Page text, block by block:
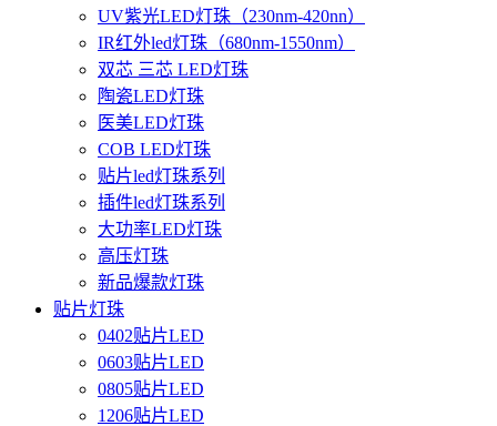
UV紫光LED灯珠（230nm-420nn）
IR红外led灯珠（680nm-1550nm）
双芯 三芯 LED灯珠
陶瓷LED灯珠
医美LED灯珠
COB LED灯珠
贴片led灯珠系列
插件led灯珠系列
大功率LED灯珠
高压灯珠
新品爆款灯珠
贴片灯珠
0402贴片LED
0603贴片LED
0805贴片LED
1206贴片LED